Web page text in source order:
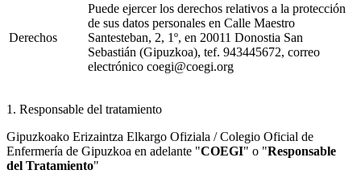
Derechos
Puede ejercer los derechos relativos a la protección
de sus datos personales en Calle Maestro
Santesteban, 2, 1º, en 20011 Donostia San
Sebastián (Gipuzkoa), tef. 943445672, correo
electrónico coegi@coegi.org
1. Responsable del tratamiento
Gipuzkoako Erizaintza Elkargo Ofiziala / Colegio Oficial de
Enfermería de Gipuzkoa en adelante "COEGI" o "Responsable
del Tratamiento"